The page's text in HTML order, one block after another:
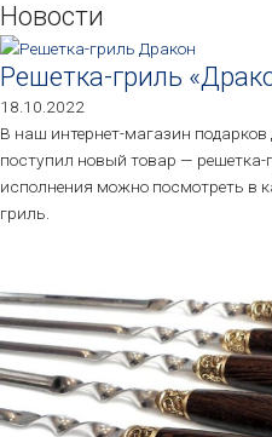
Новости
Решетка-гриль
18.10.2022
В наш интернет-магазин
поступил новый товар —
исполнения можно посмотреть в
гриль.